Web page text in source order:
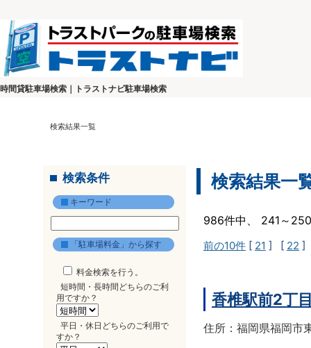
時間貸駐車場検索｜トラストナビ駐車場検索
検索結果一覧
検索条件
キーワード
「駐車場料金」から探す
料金検索を行う。
短時間・長時間どちらのご利
用ですか？
平日・休日どちらのご利用で
すか？
検索結果一
986件中、 241～
前の10件 [ 21 ] [ 22 ]
香椎駅前2丁
住所：福岡県福岡市